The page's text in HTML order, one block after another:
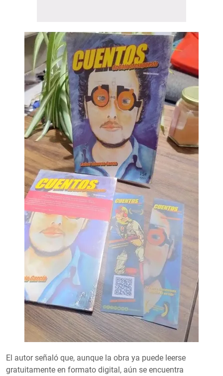
El autor señaló que, aunque la obra ya puede leerse
gratuitamente en formato digital, aún se encuentra